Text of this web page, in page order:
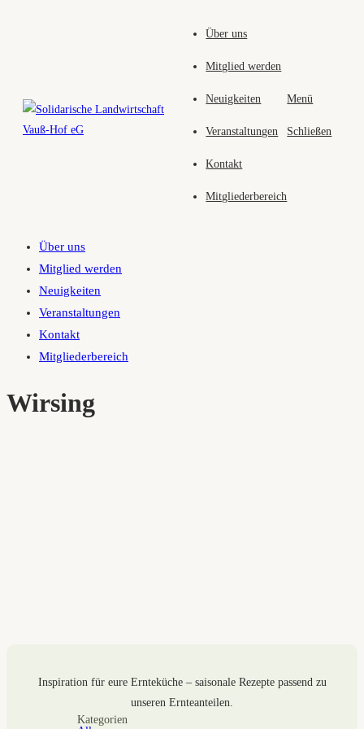
Über uns
Mitglied werden
Neuigkeiten
Veranstaltungen
Kontakt
Mitgliederbereich
Menü
Schließen
Über uns
Mitglied werden
Neuigkeiten
Veranstaltungen
Kontakt
Mitgliederbereich
Wirsing
Inspiration für eure Ernteküche – saisonale Rezepte passend zu
unseren Ernteanteilen.
Kategorien